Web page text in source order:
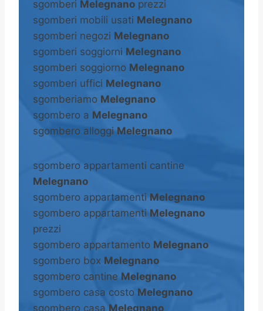
sgomberi Melegnano prezzi
sgomberi mobili usati Melegnano
sgomberi negozi Melegnano
sgomberi soggiorni Melegnano
sgomberi soggiorno Melegnano
sgomberi uffici Melegnano
sgomberiamo Melegnano
sgombero a Melegnano
sgombero alloggi Melegnano
sgombero appartamenti cantine
Melegnano
sgombero appartamenti Melegnano
sgombero appartamenti Melegnano
prezzi
sgombero appartamento Melegnano
sgombero box Melegnano
sgombero cantine Melegnano
sgombero casa costo Melegnano
sgombero casa Melegnano